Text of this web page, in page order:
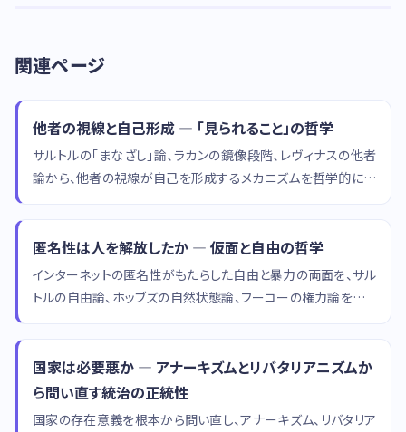
関連ページ
他者の視線と自己形成 — 「見られること」の哲学
サルトルの「まなざし」論、ラカンの鏡像段階、レヴィナスの他者
論から、他者の視線が自己を形成するメカニズムを哲学的に考
匿名性は人を解放したか — 仮面と自由の哲学
インターネットの匿名性がもたらした自由と暴力の両面を、サル
トルの自由論、ホッブズの自然状態論、フーコーの権力論を通じ
国家は必要悪か — アナーキズムとリバタリアニズムか
ら問い直す統治の正統性
国家の存在意義を根本から問い直し、アナーキズム、リバタリア